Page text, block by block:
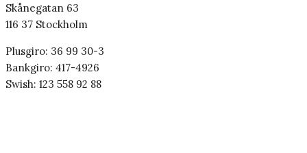
Skånegatan 63
116 37 Stockholm
Plusgiro: 36 99 30-3
Bankgiro: 417-4926
Swish: 123 558 92 88